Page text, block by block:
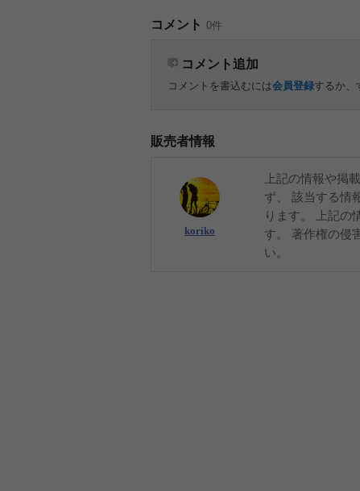
コメント 0件
コメント追加
コメントを書込むには会員登録するか、
販売者情報
koriko
上記の情報や掲
ず、 該当する情
ります。 上記の
す。 著作権の侵
い。